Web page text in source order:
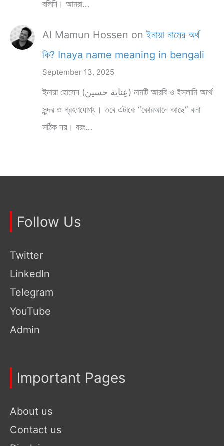
বলিনি। আমরা…
Al Mamun Hossen onইনায়া নামের অর্থ
কি? Inaya name meaning in bengali
September 13, 2025
ইনায়া হোসেন (عِناية حسين) নামটি আরবি ও ইসলামি অর্থে
সুন্দর ও গ্রহণযোগ্য। তবে এটাকে “কোরআনে আছে” বলা
সঠিক নয়। বরং…
Follow Us
Twitter
LinkedIn
Telegram
YouTube
Admin
Important Pages
About us
Contact us